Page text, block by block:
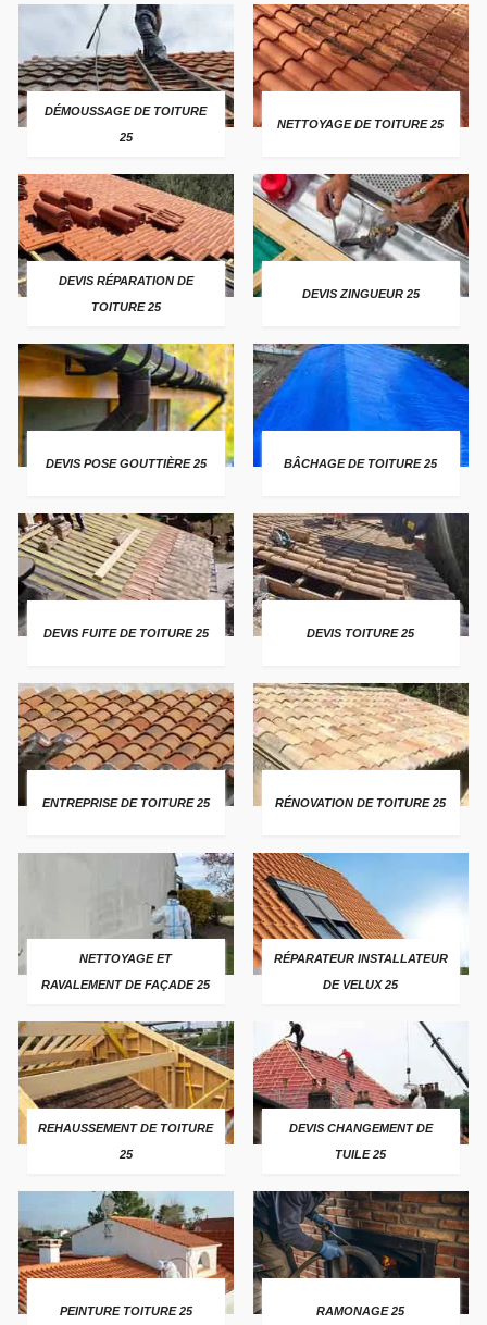
DÉMOUSSAGE DE TOITURE
25
NETTOYAGE DE TOITURE 25
DEVIS RÉPARATION DE
TOITURE 25
DEVIS ZINGUEUR 25
DEVIS POSE GOUTTIÈRE 25 BÂCHAGE DE TOITURE 25
DEVIS FUITE DE TOITURE 25 DEVIS TOITURE 25
ENTREPRISE DE TOITURE 25 RÉNOVATION DE TOITURE 25
NETTOYAGE ET
RAVALEMENT DE FAÇADE 25
RÉPARATEUR INSTALLATEUR
DE VELUX 25
REHAUSSEMENT DE TOITURE
25
DEVIS CHANGEMENT DE
TUILE 25
PEINTURE TOITURE 25 RAMONAGE 25